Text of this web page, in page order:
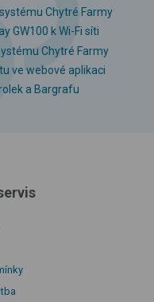
Chytré Farmy
GW100 k Wi-Fi síti
Chytré Farmy
ve webové aplikaci
a Bargrafu